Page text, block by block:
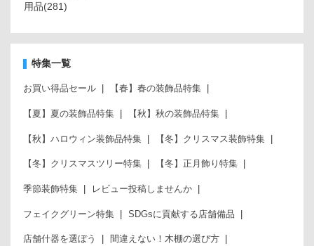
用品(281)
特集一覧
お買い得品セール 【春】春の装飾品特集
【夏】夏の装飾品特集 【秋】秋の装飾品特集
【秋】ハロウィン装飾品特集 【冬】クリスマス装飾特集
【冬】クリスマスツリー特集 【冬】正月飾り特集
季節装飾特集 レビュー投稿しませんか
フェイクグリーン特集 SDGsに貢献する店舗備品
店舗什器を選ぼう 間違えない！木棚の選び方